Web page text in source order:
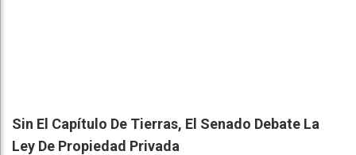
Sin El Capítulo De Tierras, El Senado Debate La
Ley De Propiedad Privada